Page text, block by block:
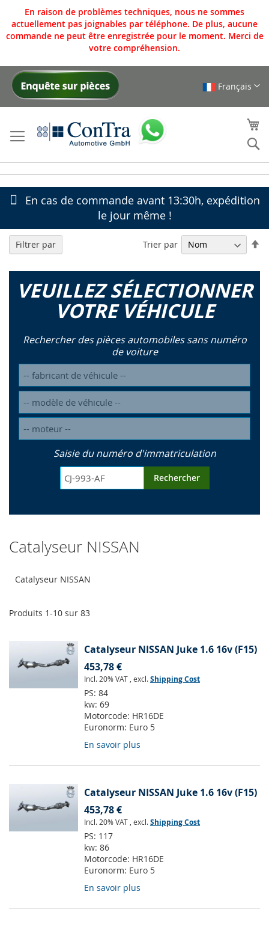
En raison de problèmes techniques, nous ne sommes
actuellement pas joignables par téléphone. De plus, aucune
commande ne peut être enregistrée pour le moment. Merci de
votre compréhension.
Allez
Français
En cas de commande avant 13:30h, expédition
le jour même !
VEUILLEZ SÉLECTIONNER
VOTRE VÉHICULE
Rechercher des pièces automobiles sans numéro
de voiture
Saisie du numéro d'immatriculation
Rechercher
Catalyseur NISSAN
Catalyseur NISSAN
Produits 1-10 sur 83
Trier par
Catalyseur NISSAN Juke 1.6 16v (F15)
453,78 €
Incl. 20% VAT , excl.Shipping Cost
PS: 84
kw: 69
Motorcode: HR16DE
Euronorm: Euro 5
En savoir plus
Catalyseur NISSAN Juke 1.6 16v (F15)
453,78 €
Incl. 20% VAT , excl.Shipping Cost
PS: 117
kw: 86
Motorcode: HR16DE
Euronorm: Euro 5
En savoir plus
Filtrer par